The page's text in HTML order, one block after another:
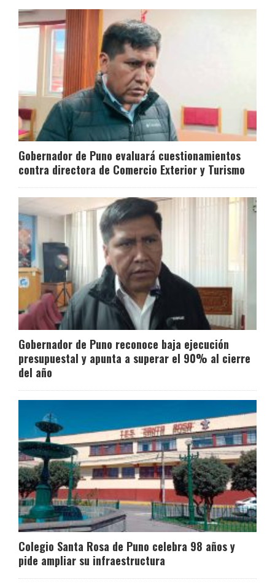
Gobernador de Puno evaluará cuestionamientos
contra directora de Comercio Exterior y Turismo
Gobernador de Puno reconoce baja ejecución
presupuestal y apunta a superar el 90% al cierre
del año
Colegio Santa Rosa de Puno celebra 98 años y
pide ampliar su infraestructura